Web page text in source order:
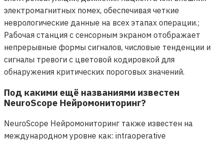
электромагнитных помех, обеспечивая четкие
неврологические данные на всех этапах операции.;
Рабочая станция с сенсорным экраном отображает
непрерывные формы сигналов, числовые тенденции и
сигналы тревоги с цветовой кодировкой для
обнаружения критических пороговых значений.
Под какими ещё названиями известен
NeuroScope Нейромониторинг?
NeuroScope Нейромониторинг также известен на
международном уровне как: intraoperative